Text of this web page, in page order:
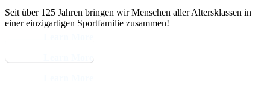
Seit über 125 Jahren bringen wir Menschen aller Altersklassen in
einer einzigartigen Sportfamilie zusammen!